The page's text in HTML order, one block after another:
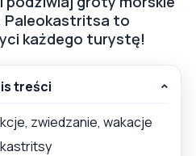
Paleokastritsa to
każdego turystę!
treści
zwiedzanie, wakacje